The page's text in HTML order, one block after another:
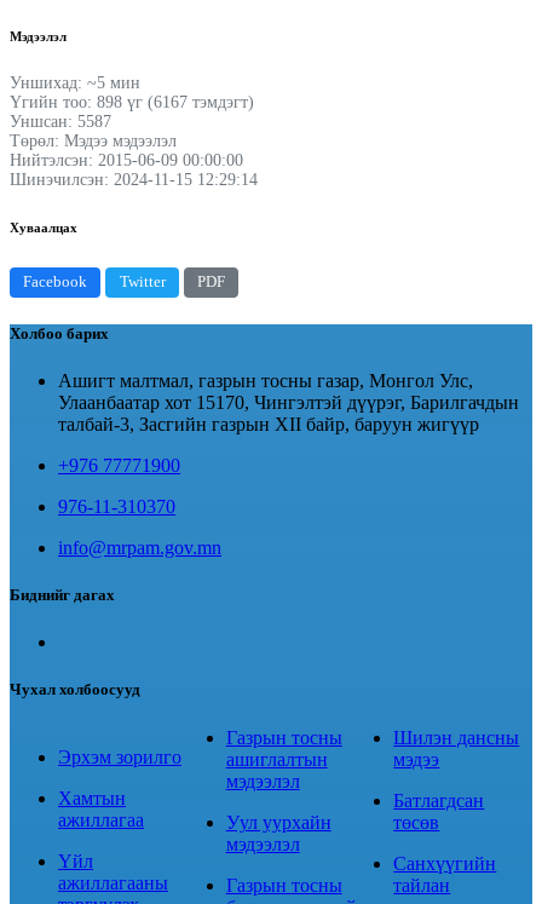
Мэдээлэл
Уншихад: ~5 мин
Үгийн тоо: 898 үг (6167 тэмдэгт)
Уншсан: 5587
Төрөл: Мэдээ мэдээлэл
Нийтэлсэн: 2015-06-09 00:00:00
Шинэчилсэн: 2024-11-15 12:29:14
Хуваалцах
Facebook Twitter PDF
Холбоо барих
Ашигт малтмал, газрын тосны газар, Монгол Улс,
Улаанбаатар хот 15170, Чингэлтэй дүүрэг, Барилгачдын
талбай-3, Засгийн газрын XII байр, баруун жигүүр
+976 77771900
976-11-310370
info@mrpam.gov.mn
Биднийг дагах
Чухал холбоосууд
Эрхэм зорилго
Хамтын
ажиллагаа
Үйл
ажиллагааны
Газрын тосны
ашиглалтын
мэдээлэл
Уул уурхайн
мэдээлэл
Газрын тосны
Шилэн дансны
мэдээ
Батлагдсан
төсөв
Санхүүгийн
тайлан